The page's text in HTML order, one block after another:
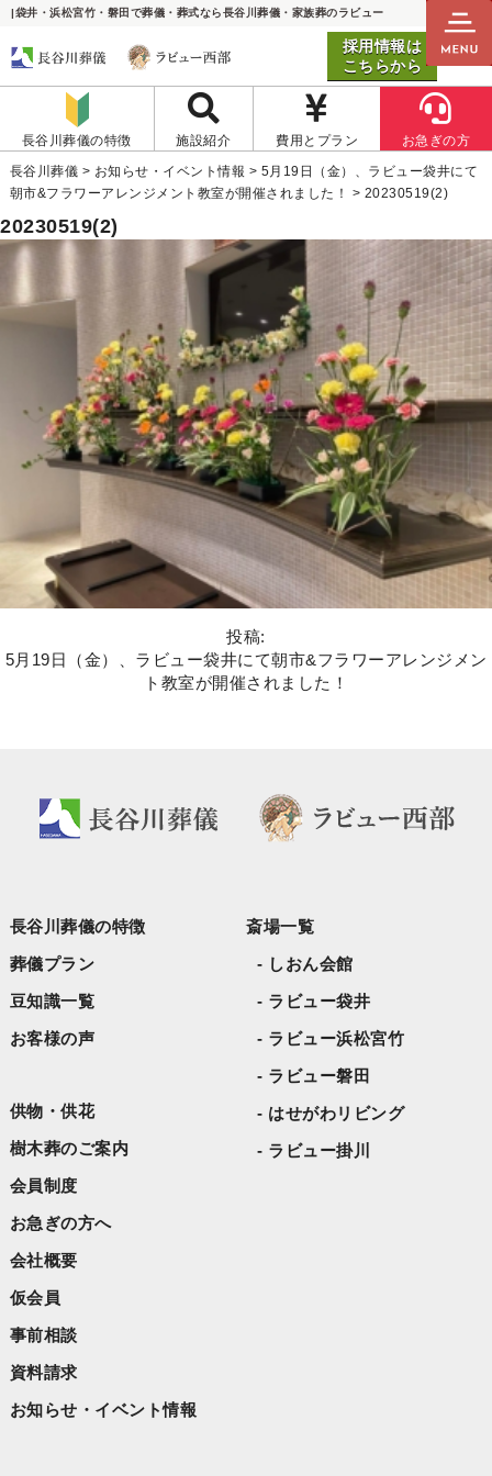
|袋井・浜松宮竹・磐田で葬儀・葬式なら長谷川葬儀・家族葬のラビュー
採用情報は
こちらから
長谷川葬儀の特徴 施設紹介 費用とプラン お急ぎの方
長谷川葬儀 > お知らせ・イベント情報 > 5月19日（金）、ラビュー袋井にて
朝市&フラワーアレンジメント教室が開催されました！
> 20230519(2)
20230519(2)
投稿:
5月19日（金）、ラビュー袋井にて朝市&フラワーアレンジメン
ト教室が開催されました！
長谷川葬儀の特徴
葬儀プラン
豆知識一覧
お客様の声
斎場一覧
しおん会館
ラビュー袋井
ラビュー浜松宮竹
ラビュー磐田
はせがわリビング
ラビュー掛川
供物・供花
樹木葬のご案内
会員制度
お急ぎの方へ
会社概要
仮会員
事前相談
資料請求
お知らせ・イベント情報